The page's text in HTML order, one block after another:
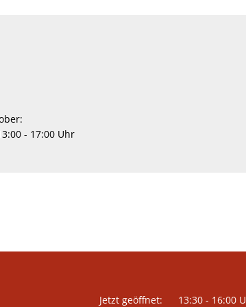
- 17:00 Uhr
Klicken, um weitere Öffnungs-
Jetzt geöffnet: 13:30 - 16:00